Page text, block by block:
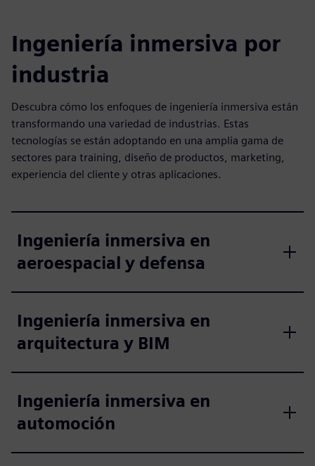
Ingeniería inmersiva por
industria
Descubra cómo los enfoques de ingeniería inmersiva están
transformando una variedad de industrias. Estas
tecnologías se están adoptando en una amplia gama de
sectores para training, diseño de productos, marketing,
experiencia del cliente y otras aplicaciones.
Ingeniería inmersiva en
aeroespacial y defensa
Ingeniería inmersiva en
arquitectura y BIM
Ingeniería inmersiva en
automoción